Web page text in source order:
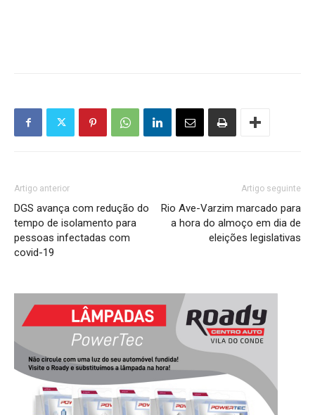
Artigo anterior
DGS avança com redução do
tempo de isolamento para
pessoas infectadas com
covid-19
Artigo seguinte
Rio Ave-Varzim marcado para
a hora do almoço em dia de
eleições legislativas